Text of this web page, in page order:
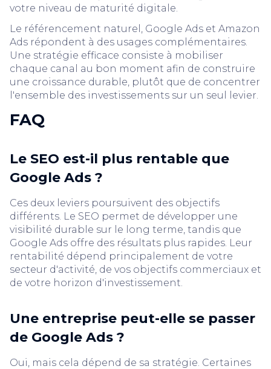
votre niveau de maturité digitale.
Le référencement naturel, Google Ads et Amazon
Ads répondent à des usages complémentaires.
Une stratégie efficace consiste à mobiliser
chaque canal au bon moment afin de construire
une croissance durable, plutôt que de concentrer
l'ensemble des investissements sur un seul levier.
FAQ
Le SEO est-il plus rentable que
Google Ads ?
Ces deux leviers poursuivent des objectifs
différents. Le SEO permet de développer une
visibilité durable sur le long terme, tandis que
Google Ads offre des résultats plus rapides. Leur
rentabilité dépend principalement de votre
secteur d'activité, de vos objectifs commerciaux et
de votre horizon d'investissement.
Une entreprise peut-elle se passer
de Google Ads ?
Oui, mais cela dépend de sa stratégie. Certaines